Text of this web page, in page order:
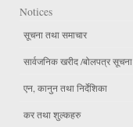
Notices
सूचना तथा समाचार
सार्वजनिक खरीद /बोलपत्र सूचना
एन, कानुन तथा निर्देशिका
कर तथा शुल्कहरु